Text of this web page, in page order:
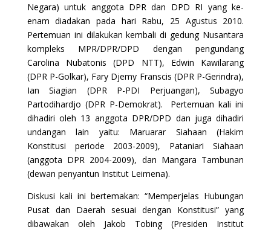
Negara) untuk anggota DPR dan DPD RI yang ke-
enam diadakan pada hari Rabu, 25 Agustus 2010.
Pertemuan ini dilakukan kembali di gedung Nusantara
kompleks MPR/DPR/DPD dengan pengundang
Carolina Nubatonis (DPD NTT), Edwin Kawilarang
(DPR P-Golkar), Fary Djemy Franscis (DPR P-Gerindra),
Ian Siagian (DPR P-PDI Perjuangan), Subagyo
Partodihardjo (DPR P-Demokrat). Pertemuan kali ini
dihadiri oleh 13 anggota DPR/DPD dan juga dihadiri
undangan lain yaitu: Maruarar Siahaan (Hakim
Konstitusi periode 2003-2009), Pataniari Siahaan
(anggota DPR 2004-2009), dan Mangara Tambunan
(dewan penyantun Institut Leimena).
Diskusi kali ini bertemakan: “Memperjelas Hubungan
Pusat dan Daerah sesuai dengan Konstitusi” yang
dibawakan oleh Jakob Tobing (Presiden Institut